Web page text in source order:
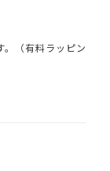
（有料ラッピン